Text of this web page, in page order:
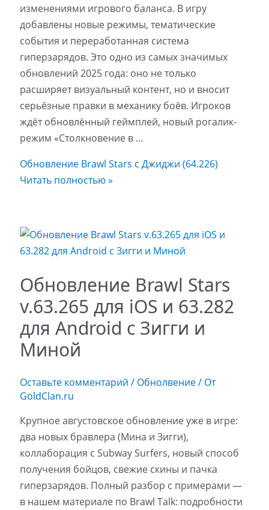
изменениями игрового баланса. В игру
добавлены новые режимы, тематические
события и переработанная система
гиперзарядов. Это одно из самых значимых
обновлений 2025 года: оно не только
расширяет визуальный контент, но и вносит
серьёзные правки в механику боёв. Игроков
ждёт обновлённый геймплей, новый рогалик-
режим «Столкновение в …
Обновление Brawl Stars с Джиджи (64.226)
Читать полностью »
Обновление Brawl Stars
v.63.265 для iOS и 63.282
для Android с Зигги и
Миной
Оставьте комментарий / Обнолвение/ От
GoldClan.ru
Крупное августовское обновление уже в игре:
два новых бравлера (Мина и Зигги),
коллаборация с Subway Surfers, новый способ
получения бойцов, свежие скины и пачка
гиперзарядов. Полный разбор с примерами —
в нашем материале по Brawl Talk: подробности